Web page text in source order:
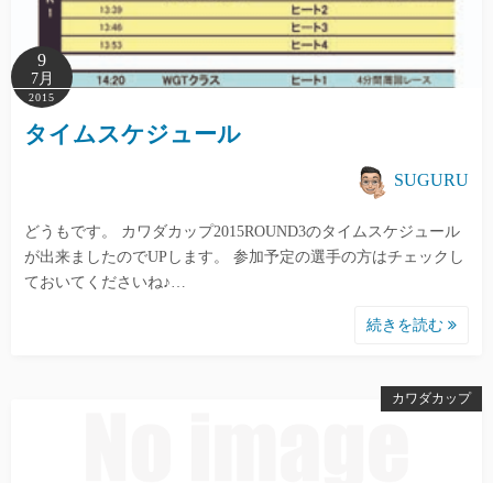
9
7月
2015
タイムスケジュール
SUGURU
どうもです。 カワダカップ2015ROUND3のタイムスケジュール
が出来ましたのでUPします。 参加予定の選手の方はチェックし
ておいてくださいね♪…
続きを読む
カワダカップ